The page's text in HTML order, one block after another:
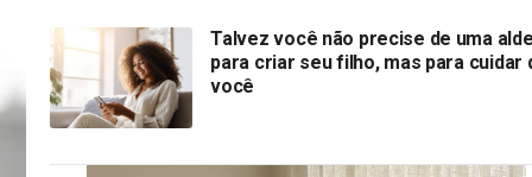
Talvez você não precise de uma
para criar seu filho, mas para cuidar
você